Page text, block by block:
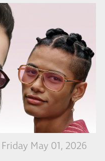
Friday May 01, 2026